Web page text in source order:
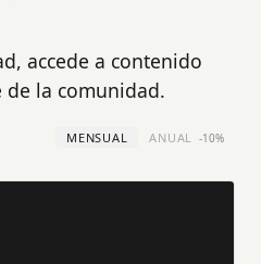
accede a contenido
de la comunidad.
MENSUAL ANUAL -10%